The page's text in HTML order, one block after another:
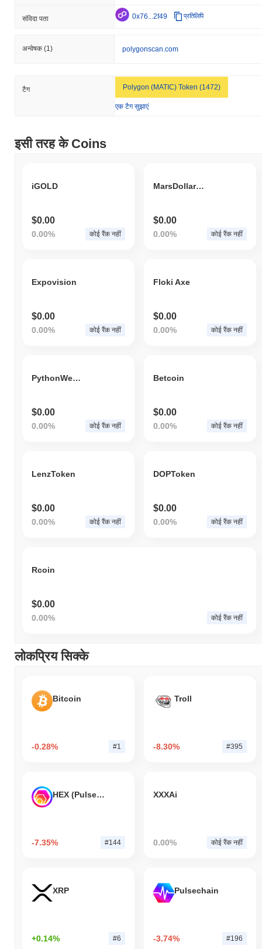
संविदा पता 0x76...2f49 प्रतिलिपि
अन्वेषक (1) polygonscan.com
टैग Polygon (MATIC) Token (1472)
एक टैग सुझाएं
इसी तरह के Coins
iGOLD
$0.00
0.00% कोई रैंक नहीं
MarsDollarToken
$0.00
0.00% कोई रैंक नहीं
Expovision
$0.00
0.00% कोई रैंक नहीं
Floki Axe
$0.00
0.00% कोई रैंक नहीं
PythonWealth
$0.00
0.00% कोई रैंक नहीं
Betcoin
$0.00
0.00% कोई रैंक नहीं
LenzToken
$0.00
0.00% कोई रैंक नहीं
DOPToken
$0.00
0.00% कोई रैंक नहीं
Rcoin
$0.00
0.00% कोई रैंक नहीं
लोकप्रिय सिक्के
Bitcoin
-0.28% #1
Troll
-8.30% #395
HEX (Pulsechain)
-7.35% #144
XXXAi
0.00% कोई रैंक नहीं
XRP
+0.14% #6
Pulsechain
-3.74% #196